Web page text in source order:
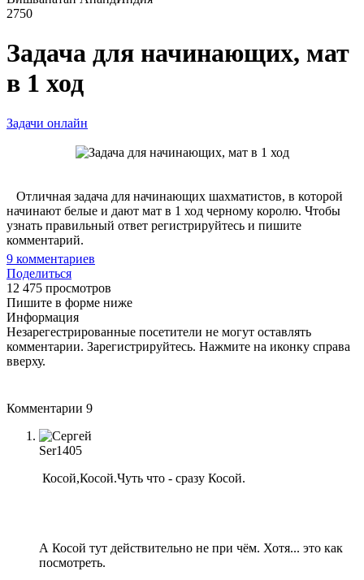
2750
Задача для начинающих, мат
в 1 ход
Задачи онлайн
Отличная задача для начинающих шахматистов, в которой
начинают белые и дают мат в 1 ход черному королю. Чтобы
узнать правильный ответ регистрируйтесь и пишите
комментарий.
9 комментариев
Поделиться
12 475 просмотров
Пишите в форме ниже
Информация
Незарегестрированные посетители не могут оставлять
комментарии. Зарегистрируйтесь. Нажмите на иконку справа
вверху.
Комментарии 9
Ser1405
Косой,Косой.Чуть что - сразу Косой.
А Косой тут действительно не при чём. Хотя... это как
посмотреть.